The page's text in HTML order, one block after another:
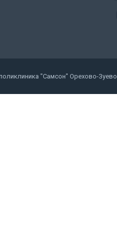
"Самсон" Орехово-Зуево